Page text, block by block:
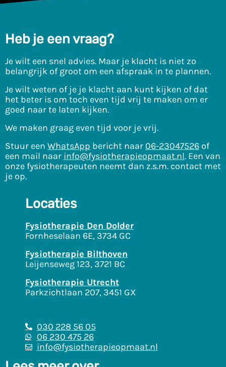
Heb je een vraag?
Je wilt een snel advies. Maar je klacht is niet zo
belangrijk of groot om een afspraak in te plannen.
Je wilt weten of je je klacht aan kunt kijken of dat
het beter is om toch even tijd vrij te maken om er
goed naar te laten kijken.
We maken graag even tijd voor je vrij.
Stuur een WhatsApp bericht naar 06-23047526 of
een mail naar info@fysiotherapieopmaat.nl. Een van
onze fysiotherapeuten neemt dan z.s.m. contact met
je op.
Locaties
Fysiotherapie Den Dolder
Fornheselaan 6E, 3734 GC
Fysiotherapie Bilthoven
Leijenseweg 123, 3721 BC
Fysiotherapie Utrecht
Parkzichtlaan 207, 3451 GX
030 228 56 05
06 230 475 26
info@fysiotherapieopmaat.nl